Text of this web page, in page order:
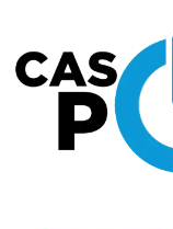
content